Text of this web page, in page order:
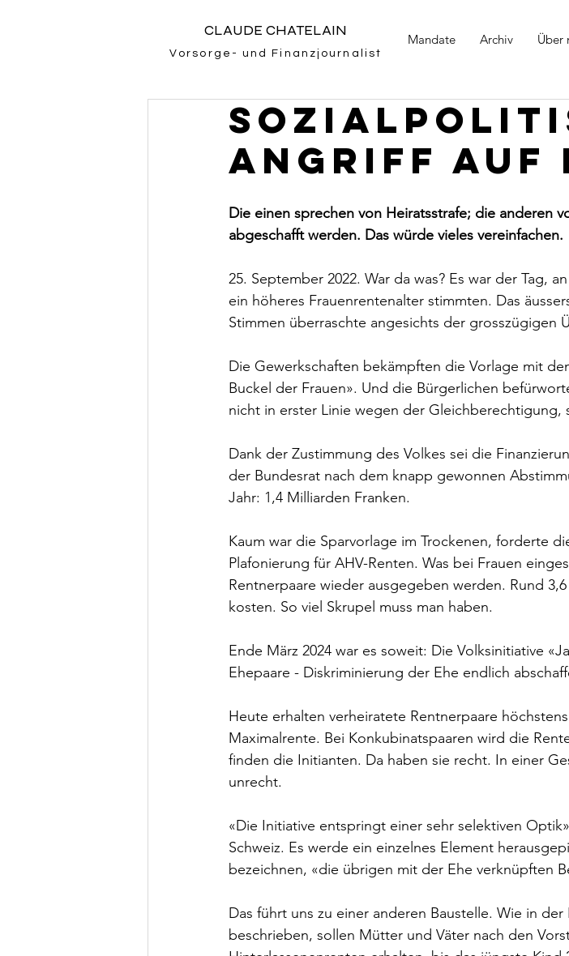
CLAUDE CHATELAIN
Mandate Archiv Über
Vorsorge- und Finanzjournalist
Angriff auf
Die einen sprechen von Heiratsstrafe; die anderen
abgeschafft werden. Das würde vieles vereinfachen.
25. September 2022. War da was? Es war der Tag,
ein höheres Frauenrentenalter stimmten. Das
Stimmen überraschte angesichts der grosszügigen
Die Gewerkschaften bekämpften die Vorlage mit
Buckel der Frauen». Und die Bürgerlichen
nicht in erster Linie wegen der Gleichberechtigung,
Dank der Zustimmung des Volkes sei die
der Bundesrat nach dem knapp gewonnen
Jahr: 1,4 Milliarden Franken.
Kaum war die Sparvorlage im Trockenen, forderte
Plafonierung für AHV-Renten. Was bei Frauen
Rentnerpaare wieder ausgegeben werden. Rund
kosten. So viel Skrupel muss man haben.
Ende März 2024 war es soweit: Die Volksinitiative
Ehepaare - Diskriminierung der Ehe endlich
Heute erhalten verheiratete Rentnerpaare
Maximalrente. Bei Konkubinatspaaren wird die
finden die Initianten. Da haben sie recht. In einer
unrecht.
«Die Initiative entspringt einer sehr selektiven
Schweiz. Es werde ein einzelnes Element
bezeichnen, «die übrigen mit der Ehe verknüpften
Das führt uns zu einer anderen Baustelle. Wie in der
beschrieben, sollen Mütter und Väter nach den